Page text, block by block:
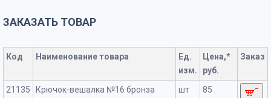
ЗАКАЗАТЬ ТОВАР
Код Наименование товара
Ед.
изм.
Цена,*
руб.
Заказ
21135
Крючок-вешалка №16 бронза
шт 85